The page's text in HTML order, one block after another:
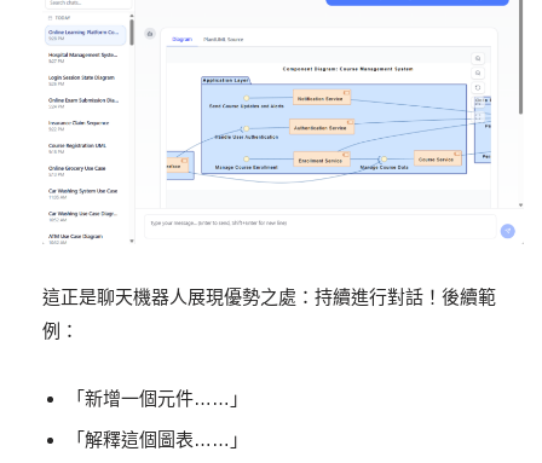
這正是聊天機器人展現優勢之處：持續進行對話！後續範
例：
「新增一個元件……」
「解釋這個圖表……」